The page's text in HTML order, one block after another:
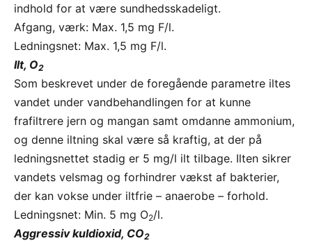
indhold for at være sundhedsskadeligt.
Afgang, værk: Max. 1,5 mg F/l.
Ledningsnet: Max. 1,5 mg F/l.
Ilt, O2
Som beskrevet under de foregående parametre iltes
vandet under vandbehandlingen for at kunne
frafiltrere jern og mangan samt omdanne ammonium,
og denne iltning skal være så kraftig, at der på
ledningsnettet stadig er 5 mg/l ilt tilbage. Ilten sikrer
vandets velsmag og forhindrer vækst af bakterier,
der kan vokse under iltfrie – anaerobe – forhold.
Ledningsnet: Min. 5 mg O2/l.
Aggressiv kuldioxid, CO2